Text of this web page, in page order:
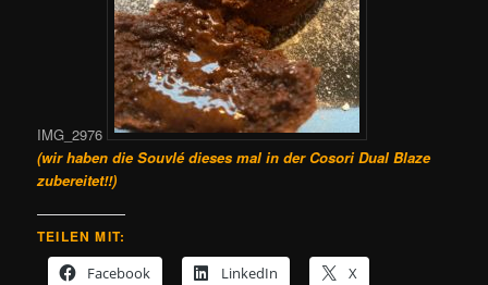
IMG_2976
(wir haben die Souvlé dieses mal in der Cosori Dual Blaze
zubereitet!!)
TEILEN MIT:
Facebook
LinkedIn X